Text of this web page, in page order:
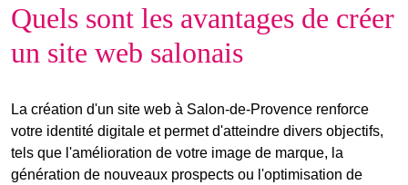
Quels sont les avantages de créer
un site web salonais
La création d'un site web à Salon-de-Provence renforce
votre identité digitale et permet d'atteindre divers objectifs,
tels que l'amélioration de votre image de marque, la
génération de nouveaux prospects ou l'optimisation de